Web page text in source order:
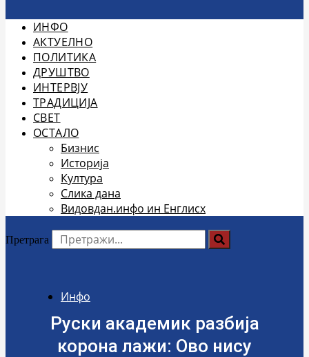
ИНФО
АКТУЕЛНО
ПОЛИТИКА
ДРУШТВО
ИНТЕРВЈУ
ТРАДИЦИЈА
СВЕТ
ОСТАЛО
Бизнис
Историја
Култура
Слика дана
Видовдан.инфо ин Енглисх
Претрага
Инфо
Руски академик разбија
корона лажи: Ово нису